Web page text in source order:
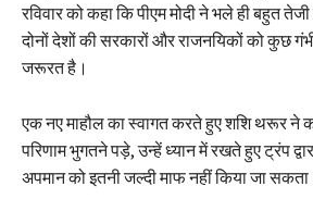
रविवार को कहा कि पीएम मोदी ने भले ही बहुत
दोनों देशों की सरकारों और राजनयिकों को कुछ
जरूरत है।
एक नए माहौल का स्वागत करते हुए शशि थरूर ने
परिणाम भुगतने पड़े, उन्हें ध्यान में रखते हुए ट्रंप
अपमान को इतनी जल्दी माफ नहीं किया जा